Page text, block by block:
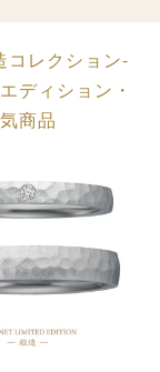
レクション-
ディション・
商品